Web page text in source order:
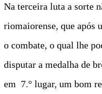
Na terceira luta a sorte
riomaiorense, que após
o combate, o qual lhe
disputar a medalha de
em 7.° lugar, um bom